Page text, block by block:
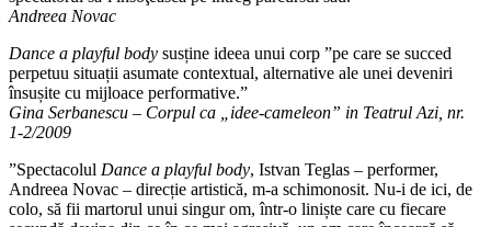
Andreea Novac
Dance a playful body susține ideea unui corp ”pe care se succed
perpetuu situații asumate contextual, alternative ale unei deveniri
însușite cu mijloace performative.”
Gina Serbanescu – Corpul ca „idee-cameleon” in Teatrul Azi, nr.
1-2/2009
”Spectacolul Dance a playful body, Istvan Teglas – performer,
Andreea Novac – direcție artistică, m-a schimonosit. Nu-i de ici, de
colo, să fii martorul unui singur om, într-o liniște care cu fiecare